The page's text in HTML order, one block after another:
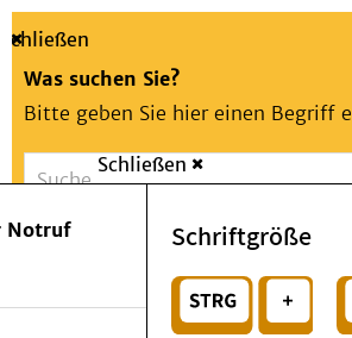
Suche
Schließen
Was suchen Sie?
Bitte geben Sie hier einen Begriff
Suchen
oder
Notfall
Schließen
Notruf Schriftgröße
Menü
Patienten & Besucher